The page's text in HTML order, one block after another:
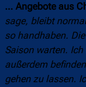
… Angebote aus
sage, bleibt
so handhaben.
Saison warten.
außerdem
gehen zu lassen.